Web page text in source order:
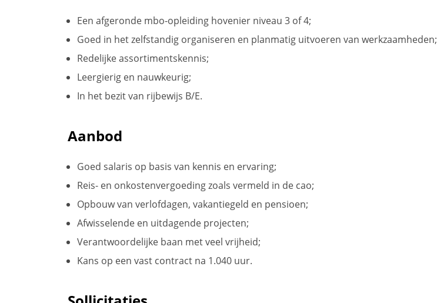
Een afgeronde mbo-opleiding hovenier niveau 3 of 4;
Goed in het zelfstandig organiseren en planmatig uitvoeren van werkzaamheden;
Redelijke assortimentskennis;
Leergierig en nauwkeurig;
In het bezit van rijbewijs B/E.
Aanbod
Goed salaris op basis van kennis en ervaring;
Reis- en onkostenvergoeding zoals vermeld in de cao;
Opbouw van verlofdagen, vakantiegeld en pensioen;
Afwisselende en uitdagende projecten;
Verantwoordelijke baan met veel vrijheid;
Kans op een vast contract na 1.040 uur.